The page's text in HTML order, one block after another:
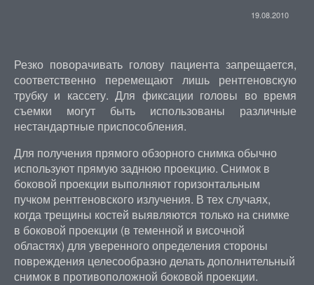
19.08.2010
Резко поворачивать голову пациента запрещается,
соответственно перемещают лишь рентгеновскую
трубку и кассету. Для фиксации головы во время
съемки могут быть использованы различные
нестандартные приспособления.
Для получения прямого обзорного снимка обычно
используют прямую заднюю проекцию. Снимок в
боковой проекции выполняют горизонтальным
пучком рентгеновского излучения. В тех случаях,
когда трещины костей выявляются только на снимке
в боковой проекции (в теменной и височной
областях) для уверенного определения стороны
повреждения целесообразно делать дополнительный
снимок в противоположной боковой проекции.